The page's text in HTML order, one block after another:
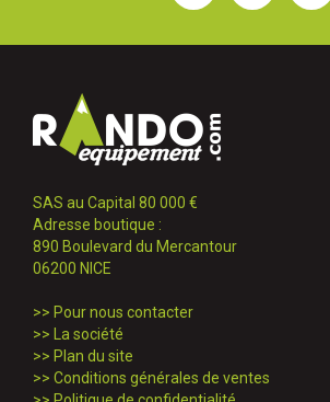
SAS au Capital 80 000 €
Adresse boutique :
890 Boulevard du Mercantour
06200 NICE
>> Pour nous contacter
>> La société
>> Plan du site
>> Conditions générales de ventes